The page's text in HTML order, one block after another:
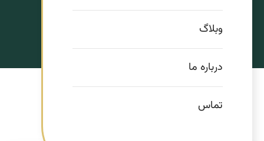
وبلاگ
درباره ما
تماس
مشاور املاک ایرانی در ترکیه